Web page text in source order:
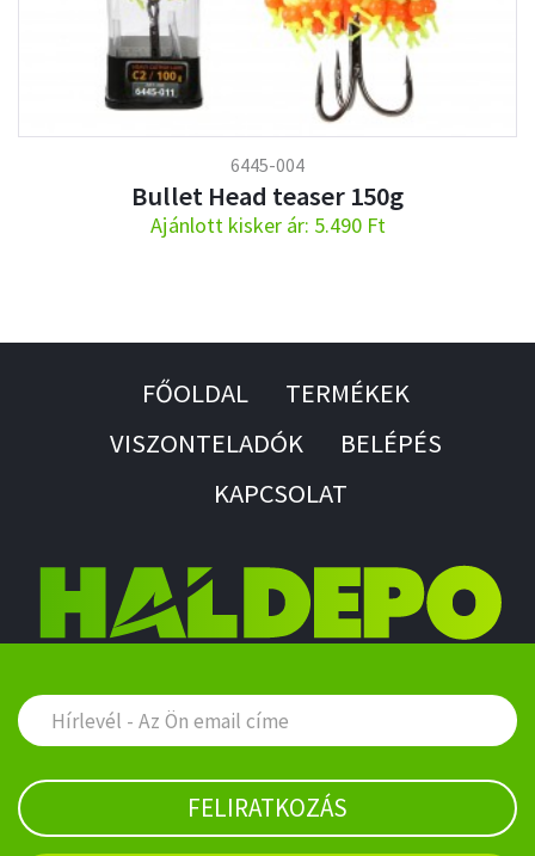
6445-004
Bullet Head teaser 150g
Ajánlott kisker ár: 5.490 Ft
FŐOLDAL
TERMÉKEK
VISZONTELADÓK
BELÉPÉS
KAPCSOLAT
FELIRATKOZÁS